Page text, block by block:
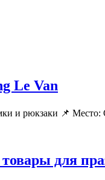
Le Van
и рюкзаки 📌 Место:
для